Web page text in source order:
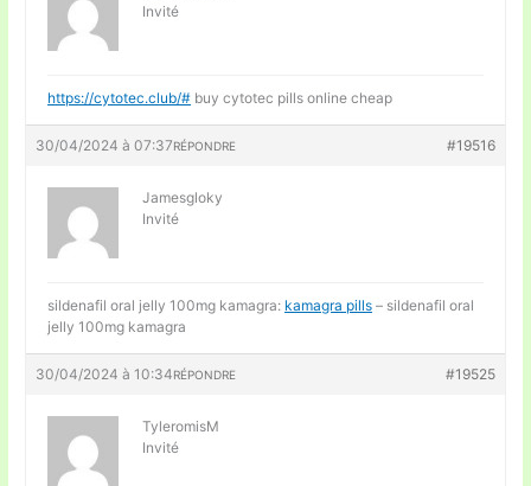
Invité
https://cytotec.club/# buy cytotec pills online cheap
30/04/2024 à 07:37 #19516
RÉPONDRE
Jamesgloky
Invité
sildenafil oral jelly 100mg kamagra: kamagra pills – sildenafil oral
jelly 100mg kamagra
30/04/2024 à 10:34 #19525
RÉPONDRE
TyleromisM
Invité